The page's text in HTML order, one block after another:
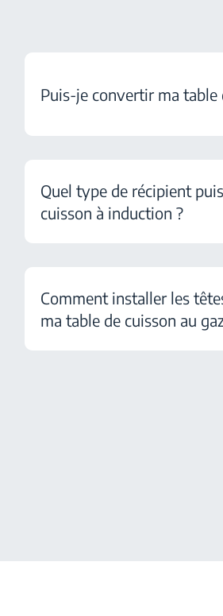
Puis-je convertir ma table
Quel type de récipient
cuisson à induction ?
Comment installer les
ma table de cuisson au